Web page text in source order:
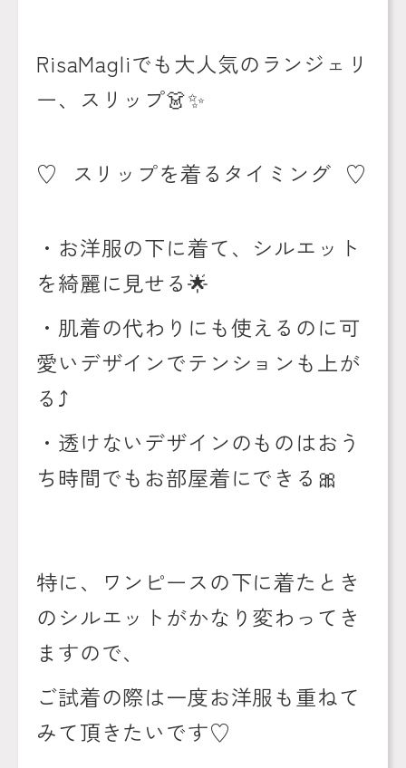
RisaMagliでも大人気のランジェリ
ー、スリップ👗✨
♡ スリップを着るタイミング ♡
・お洋服の下に着て、シルエット
を綺麗に見せる🌟
・肌着の代わりにも使えるのに可
愛いデザインでテンションも上が
る ⤴️
・透けないデザインのものはおう
ち時間でもお部屋着にできる 🎀
特に、ワンピースの下に着たとき
のシルエットがかなり変わってき
ますので、
ご試着の際は一度お洋服も重ねて
みて頂きたいです♡